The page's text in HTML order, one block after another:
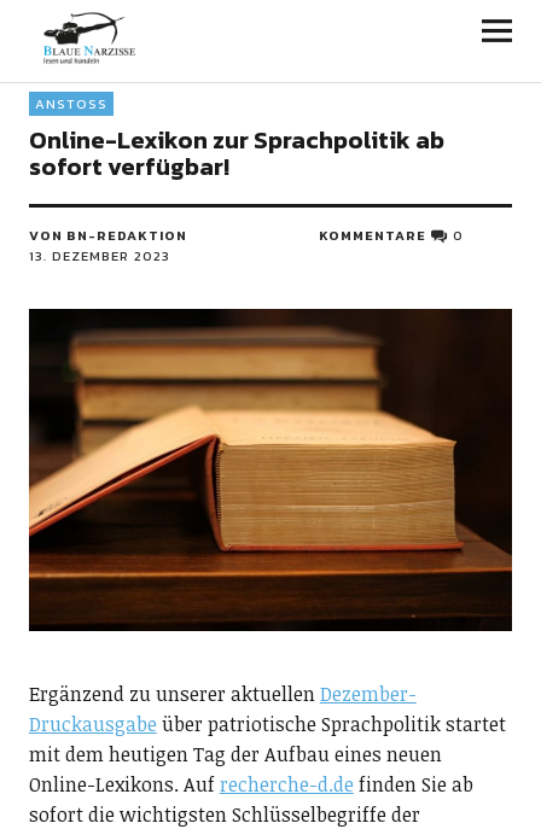
Blaue Narzisse
ANSTOSS
Online-Lexikon zur Sprachpolitik ab
sofort verfügbar!
VON BN-REDAKTION
13. DEZEMBER 2023
KOMMENTARE 0
Ergänzend zu unserer aktuellenDezember-
Druckausgabe über patriotische Sprachpolitik startet
mit dem heutigen Tag der Aufbau eines neuen
Online-Lexikons. Aufrecherche-d.de finden Sie ab
sofort die wichtigsten Schlüsselbegriffe der